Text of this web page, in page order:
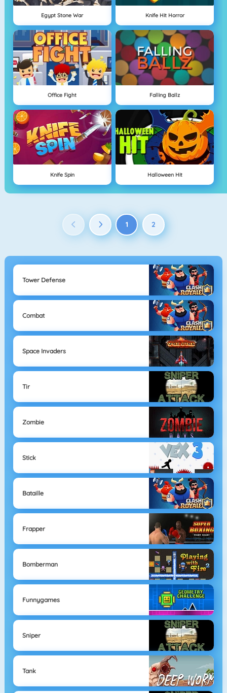
Egypt Stone War Knife Hit Horror
Office Fight Falling Ballz
Knife Spin Halloween Hit
1 2
Tower Defense
Combat
Space Invaders
Tir
Zombie
Stick
Bataille
Frapper
Bomberman
Funnygames
Sniper
Tank